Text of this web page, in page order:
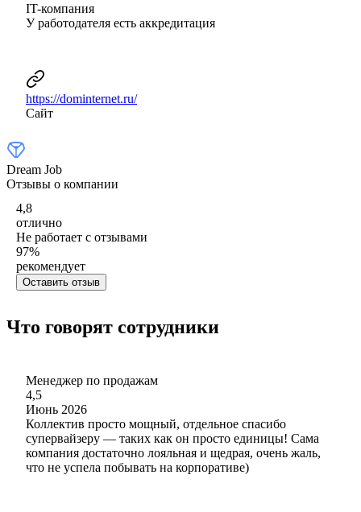
IT-компания
У работодателя есть аккредитация
https://dominternet.ru/
Сайт
Dream Job
Отзывы о компании
4,8
отлично
Не работает с отзывами
97%
рекомендует
Оставить отзыв
Что говорят сотрудники
Менеджер по продажам
4,5
Июнь 2026
Коллектив просто мощный, отдельное спасибо
супервайзеру — таких как он просто единицы! Сама
компания достаточно лояльная и щедрая, очень жаль,
что не успела побывать на корпоративе)